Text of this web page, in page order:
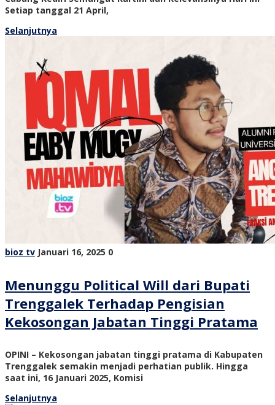
Setiap tanggal 21 April,
Selanjutnya
bioz tv Januari 16, 2025 0
Menunggu Political Will dari Bupati
Trenggalek Terhadap Pengisian
Kekosongan Jabatan Tinggi Pratama
OPINI – Kekosongan jabatan tinggi pratama di Kabupaten
Trenggalek semakin menjadi perhatian publik. Hingga
saat ini, 16 Januari 2025, Komisi
Selanjutnya